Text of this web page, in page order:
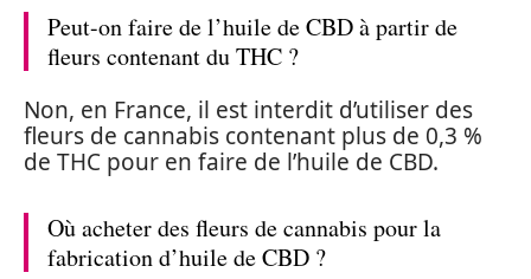
Peut-on faire de l’huile de CBD à partir de
fleurs contenant du THC ?
Non, en France, il est interdit d’utiliser des
fleurs de cannabis contenant plus de 0,3 %
de THC pour en faire de l’huile de CBD.
Où acheter des fleurs de cannabis pour la
fabrication d’huile de CBD ?